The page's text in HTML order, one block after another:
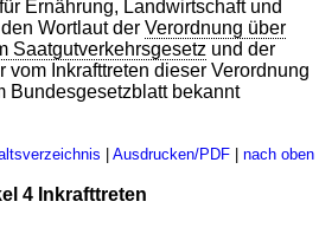
Ernährung, Landwirtschaft und
Wortlaut derVerordnung über
Saatgutverkehrsgesetz und der
vom Inkrafttreten dieser Verordnung
Bundesgesetzblatt bekannt
| Ausdrucken/PDF| nach oben
4 Inkrafttreten